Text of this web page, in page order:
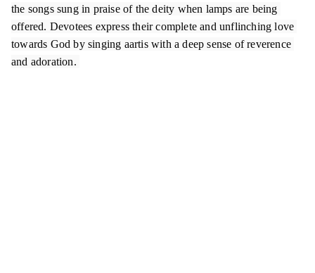
the songs sung in praise of the deity when lamps are being
offered. Devotees express their complete and unflinching love
towards God by singing aartis with a deep sense of reverence
and adoration.